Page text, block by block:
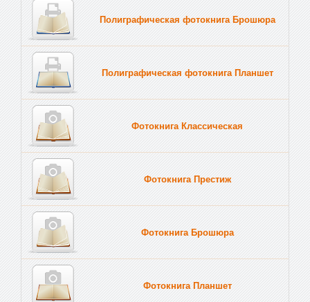
Полиграфическая фотокнига Брошюра
Полиграфическая фотокнига Планшет
Фотокнига Классическая
Фотокнига Престиж
Фотокнига Брошюра
Фотокнига Планшет